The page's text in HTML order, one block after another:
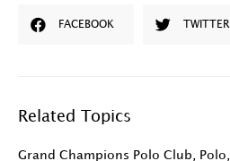
FACEBOOK TWITTER
Related Topics
Grand Champions Polo Club Polo